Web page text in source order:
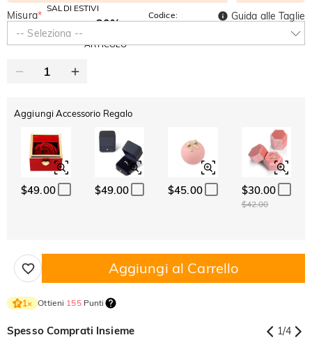
SALDI ESTIVI
-10%
SU TUTTO
-30%
ARTICOLO
Codice:
SUMMER
Misura*
-- Seleziona --
Guida alle Taglie
Aggiungi Accessorio Regalo
$49.00 $49.00 $45.00 $30.00
$42.00
Aggiungi al Carrello
1× Ottieni 155Punti
Spesso Comprati Insieme 1/4